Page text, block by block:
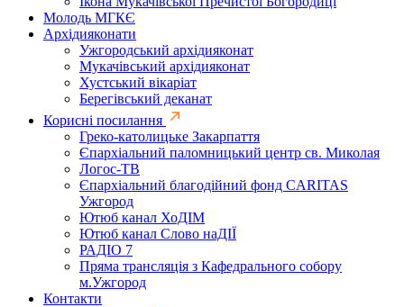
Молодь МГКЄ
Архідияконати
Ужгородський архідияконат
Мукачівський архідияконат
Хустський вікаріат
Берегівський деканат
Корисні посилання
Греко-католицьке Закарпаття
Єпархіальний паломницький центр св. Миколая
Логос-ТВ
Єпархіальний благодійний фонд CARITAS
Ужгород
Ютюб канал ХоДІМ
Ютюб канал Слово наДІЇ
РАДІО 7
Пряма трансляція з Кафедрального собору
м.Ужгород
Контакти